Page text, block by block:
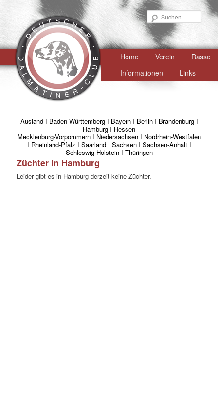
Hauptmenü
Zum
primären
Home Verein
Rasse
Informationen
Links
AuslandI Baden-WürttembergI BayernI BerlinI BrandenburgI
Hamburg I Hessen
Mecklenburg-VorpommernI NiedersachsenI Nordrhein-Westfalen
I Rheinland-Pfalz I SaarlandI SachsenI Sachsen-AnhaltI
Schleswig-HolsteinI Thüringen
Züchter in Hamburg
Leider gibt es in Hamburg derzeit keine Züchter.